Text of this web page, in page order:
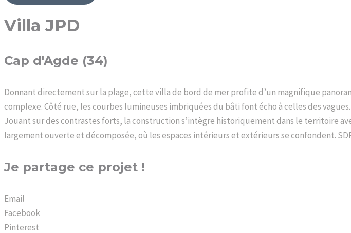
Villa JPD
Cap d'Agde (34)
Donnant directement sur la plage, cette villa de bord de mer profite d’un magnifique
complexe. Côté rue, les courbes lumineuses imbriquées du bâti font écho à celles des vagues.
Jouant sur des contrastes forts, la construction s’intègre historiquement dans le territoire
largement ouverte et décomposée, où les espaces intérieurs et extérieurs se confondent.
Je partage ce projet !
Email
Facebook
Pinterest